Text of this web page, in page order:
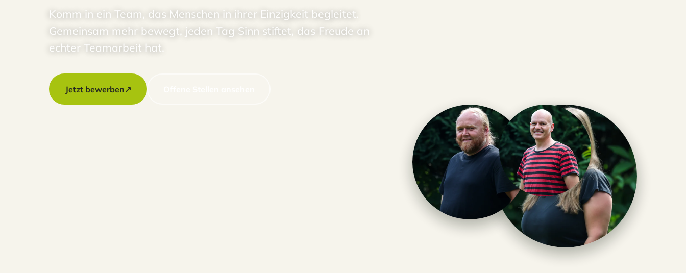
Komm in ein Team, das Menschen in ihrer Einzigkeit begleitet.
Gemeinsam mehr bewegt, jeden Tag Sinn stiftet, das Freude an
echter Teamarbeit hat.
Jetzt bewerben↗